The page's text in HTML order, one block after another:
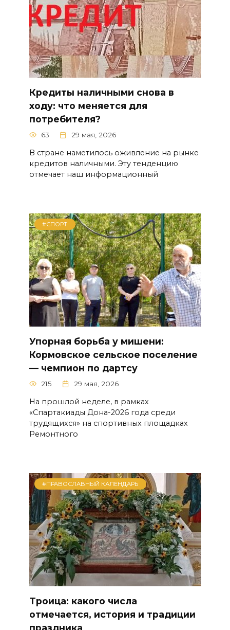
Кредиты наличными снова в
ходу: что меняется для
потребителя?
63 29 мая, 2026
В стране наметилось оживление на рынке
кредитов наличными. Эту тенденцию
отмечает наш информационный
#СПОРТ
Упорная борьба у мишени:
Кормовское сельское поселение
— чемпион по дартсу
215 29 мая, 2026
На прошлой неделе, в рамках
«Спартакиады Дона-2026 года среди
трудящихся» на спортивных площадках
Ремонтного
#ПРАВОСЛАВНЫЙ КАЛЕНДАРЬ
Троица: какого числа
отмечается, история и традиции
праздника